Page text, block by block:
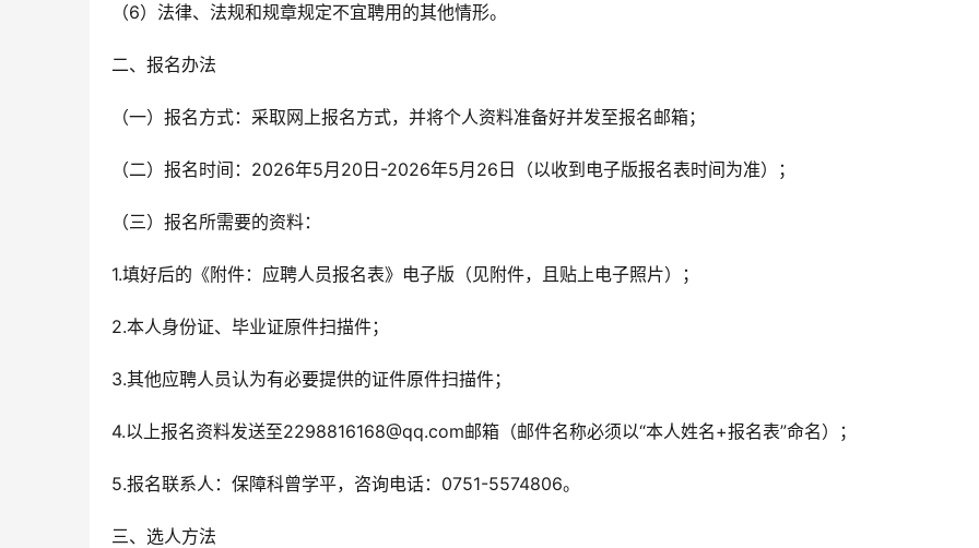
（6）法律、法规和规章规定不宜聘用的其他情形。
二、报名办法
（一）报名方式：采取网上报名方式，并将个人资料准备好并发至报名邮箱；
（二）报名时间：2026年5月20日-2026年5月26日（以收到电子版报名表时间为准）；
（三）报名所需要的资料：
1.填好后的《附件：应聘人员报名表》电子版（见附件，且贴上电子照片）；
2.本人身份证、毕业证原件扫描件；
3.其他应聘人员认为有必要提供的证件原件扫描件；
4.以上报名资料发送至2298816168@qq.com邮箱（邮件名称必须以“本人姓名+报名表”命名）；
5.报名联系人：保障科曾学平，咨询电话：0751-5574806。
三、选人方法